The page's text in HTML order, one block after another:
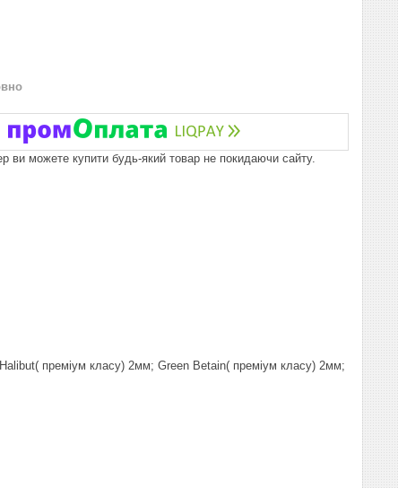
ви можете купити будь-який товар не покидаючи сайту.
преміум класу) 2мм; Green Betain( преміум класу) 2мм;